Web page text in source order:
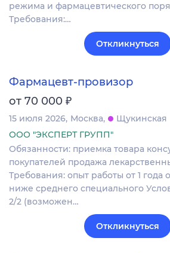
режима и фармацевтического
Требования:…
Откликнуться
Фармацевт-провизор
от 70 000 ₽
15 июля 2026 Москва
Щукинская
ООО "ЭКСПЕРТ ГРУПП"
Обязанности: приемка товара
покупателей продажа
Требования: опыт работы от 1 года
ниже среднего специального
2/2 (возможен…
Откликнуться